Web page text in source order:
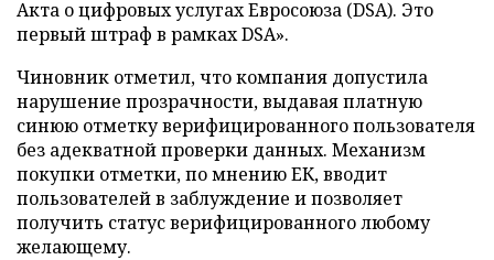
Акта о цифровых услугах Евросоюза (DSA). Это
первый штраф в рамках DSА».
Чиновник отметил, что компания допустила
нарушение прозрачности, выдавая платную
синюю отметку верифицированного пользователя
без адекватной проверки данных. Механизм
покупки отметки, по мнению ЕК, вводит
пользователей в заблуждение и позволяет
получить статус верифицированного любому
желающему.